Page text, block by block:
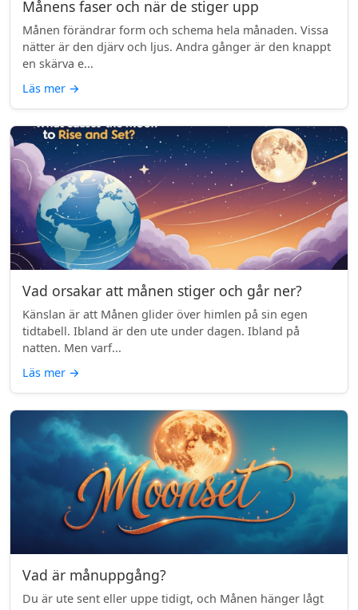
Månens faser och när de stiger upp
Månen förändrar form och schema hela månaden. Vissa
nätter är den djärv och ljus. Andra gånger är den knappt
en skärva e...
Läs mer →
Vad orsakar att månen stiger och går ner?
Känslan är att Månen glider över himlen på sin egen
tidtabell. Ibland är den ute under dagen. Ibland på
natten. Men varf...
Läs mer →
Vad är månuppgång?
Du är ute sent eller uppe tidigt, och Månen hänger lågt